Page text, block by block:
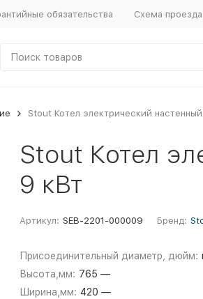
обязательства Схема проезда
Stout Котел электрический
Stout Котел
9 кВт
Артикул: SEB-2201-000009 Бренд:
Присоединительный диаметр, дюйм:
Высота,мм: 765 —
Ширина,мм: 420 —